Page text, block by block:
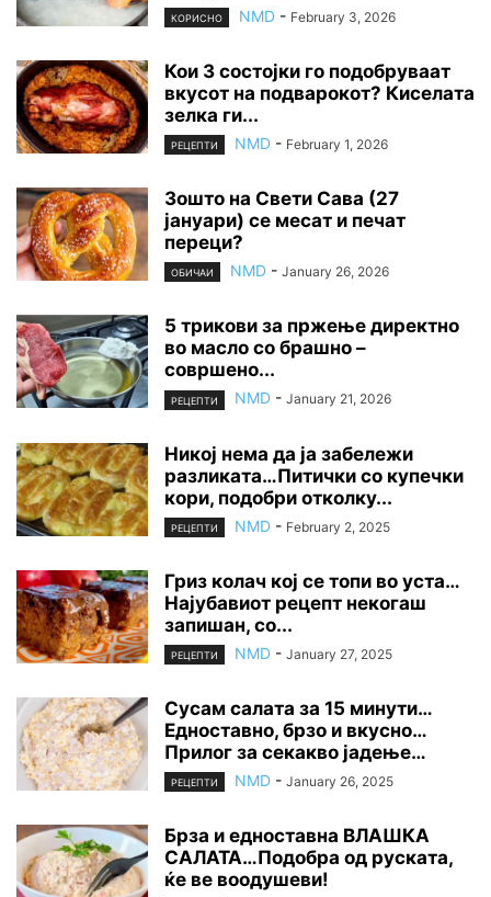
КОРИСНО NMD - February 3, 2026
Кои 3 состојки го подобруваат
вкусот на подварокот? Киселата
зелка ги...
РЕЦЕПТИ NMD - February 1, 2026
Зошто на Свети Сава (27
јануари) се месат и печат
переци?
ОБИЧАИ NMD - January 26, 2026
5 трикови за пржење директно
во масло со брашно –
совршено...
РЕЦЕПТИ NMD - January 21, 2026
Никој нема да ја забележи
разликата…Питички со купечки
кори, подобри отколку...
РЕЦЕПТИ NMD - February 2, 2025
Гриз колач кој се топи во уста…
Најубавиот рецепт некогаш
запишан, со...
РЕЦЕПТИ NMD - January 27, 2025
Сусам салата за 15 минути…
Едноставно, брзо и вкусно…
Прилог за секакво јадење…
РЕЦЕПТИ NMD - January 26, 2025
Брза и едноставна ВЛАШКА
САЛАТА…Подобра од руската,
ќе ве воодушеви!